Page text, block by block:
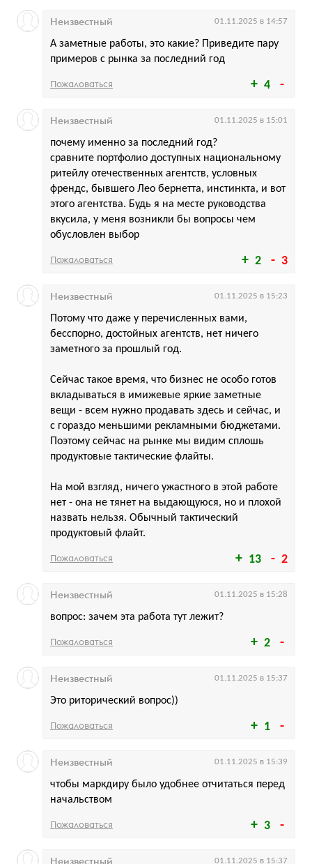
4
А заметные работы, это какие? Приведите пару
примеров с рынка за последний год
Неизвестный 01.11.2025 в 14:57
Пожаловаться
2 3
почему именно за последний год?
сравните портфолио доступных национальному
ритейлу отечественных агентств, условных
френдс, бывшего Лео бернетта, инстинкта, и вот
этого агентства. Будь я на месте руководства
вкусила, у меня возникли бы вопросы чем
обусловлен выбор
Неизвестный 01.11.2025 в 15:01
Пожаловаться
13 2
Потому что даже у перечисленных вами,
бесспорно, достойных агентств, нет ничего
заметного за прошлый год.
Сейчас такое время, что бизнес не особо готов
вкладываться в имижевые яркие заметные
вещи - всем нужно продавать здесь и сейчас, и
с гораздо меньшими рекламными бюджетами.
Поэтому сейчас на рынке мы видим сплошь
продуктовые тактические флайты.
На мой взгляд, ничего ужастного в этой работе
нет - она не тянет на выдающуюся, но и плохой
назвать нельзя. Обычный тактический
продуктовый флайт.
Неизвестный 01.11.2025 в 15:23
Пожаловаться
2
вопрос: зачем эта работа тут лежит?
Неизвестный 01.11.2025 в 15:28
Пожаловаться
1
Это риторический вопрос))
Неизвестный 01.11.2025 в 15:37
Пожаловаться
3
чтобы маркдиру было удобнее отчитаться перед
начальством
Неизвестный 01.11.2025 в 15:39
Пожаловаться
Неизвестный 01.11.2025 в 15:37